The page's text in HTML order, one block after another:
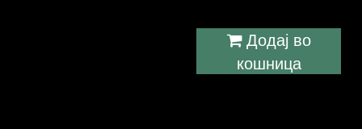
Додај во
кошница